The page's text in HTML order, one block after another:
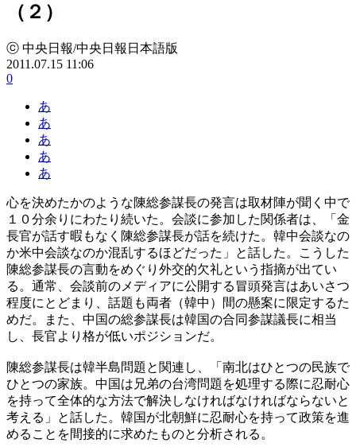
（２）
ⓒ 中央日報/中央日報日本語版
2011.07.15 11:06
0
あ
あ
あ
あ
あ
心を決めたかのような陳総参謀長の発言は取材陣が聞く中で
１０分余りにわたり続いた。会談に参加した関係者は、「金
長官が話す暇もなく陳総参謀長が話を続けた。韓中会談なの
か米中会談なのか混乱するほどだった」と話した。こうした
陳総参謀長の言動をめぐり外交的欠礼という指摘が出てい
る。通常、会談前のメディアに公開する冒頭発言はあいさつ
程度にとどまり、話題も両者（韓中）間の懸案に限定するた
めだ。また、中国の総参謀長は韓国の合同参謀議長に相当
し、長官より格が低いポジションだ。
陳総参謀長は韓半島問題と関連し、「南北はひとつの民族で
ひとつの家族。中国は兄弟の台湾問題を処理する際に忍耐心
を持って全体的な方法で解決しなければなければならないと
考える」と話した。韓国が北朝鮮に忍耐心を持って政策を進
めることを間接的に求めたものと分析される。